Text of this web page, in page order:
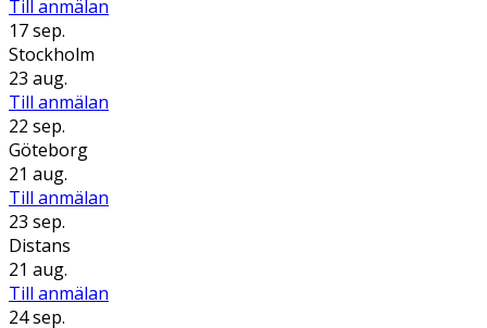
Till anmälan
17 sep.
Stockholm
23 aug.
Till anmälan
22 sep.
Göteborg
21 aug.
Till anmälan
23 sep.
Distans
21 aug.
Till anmälan
24 sep.